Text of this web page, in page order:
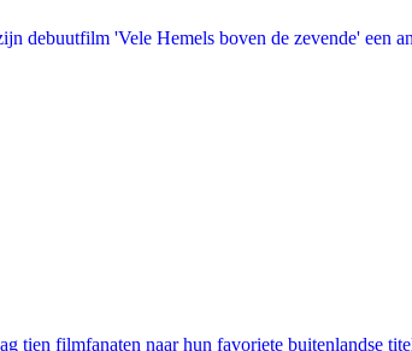
debuutfilm 'Vele Hemels boven de zevende' een
filmfanaten naar hun favoriete buitenlandse